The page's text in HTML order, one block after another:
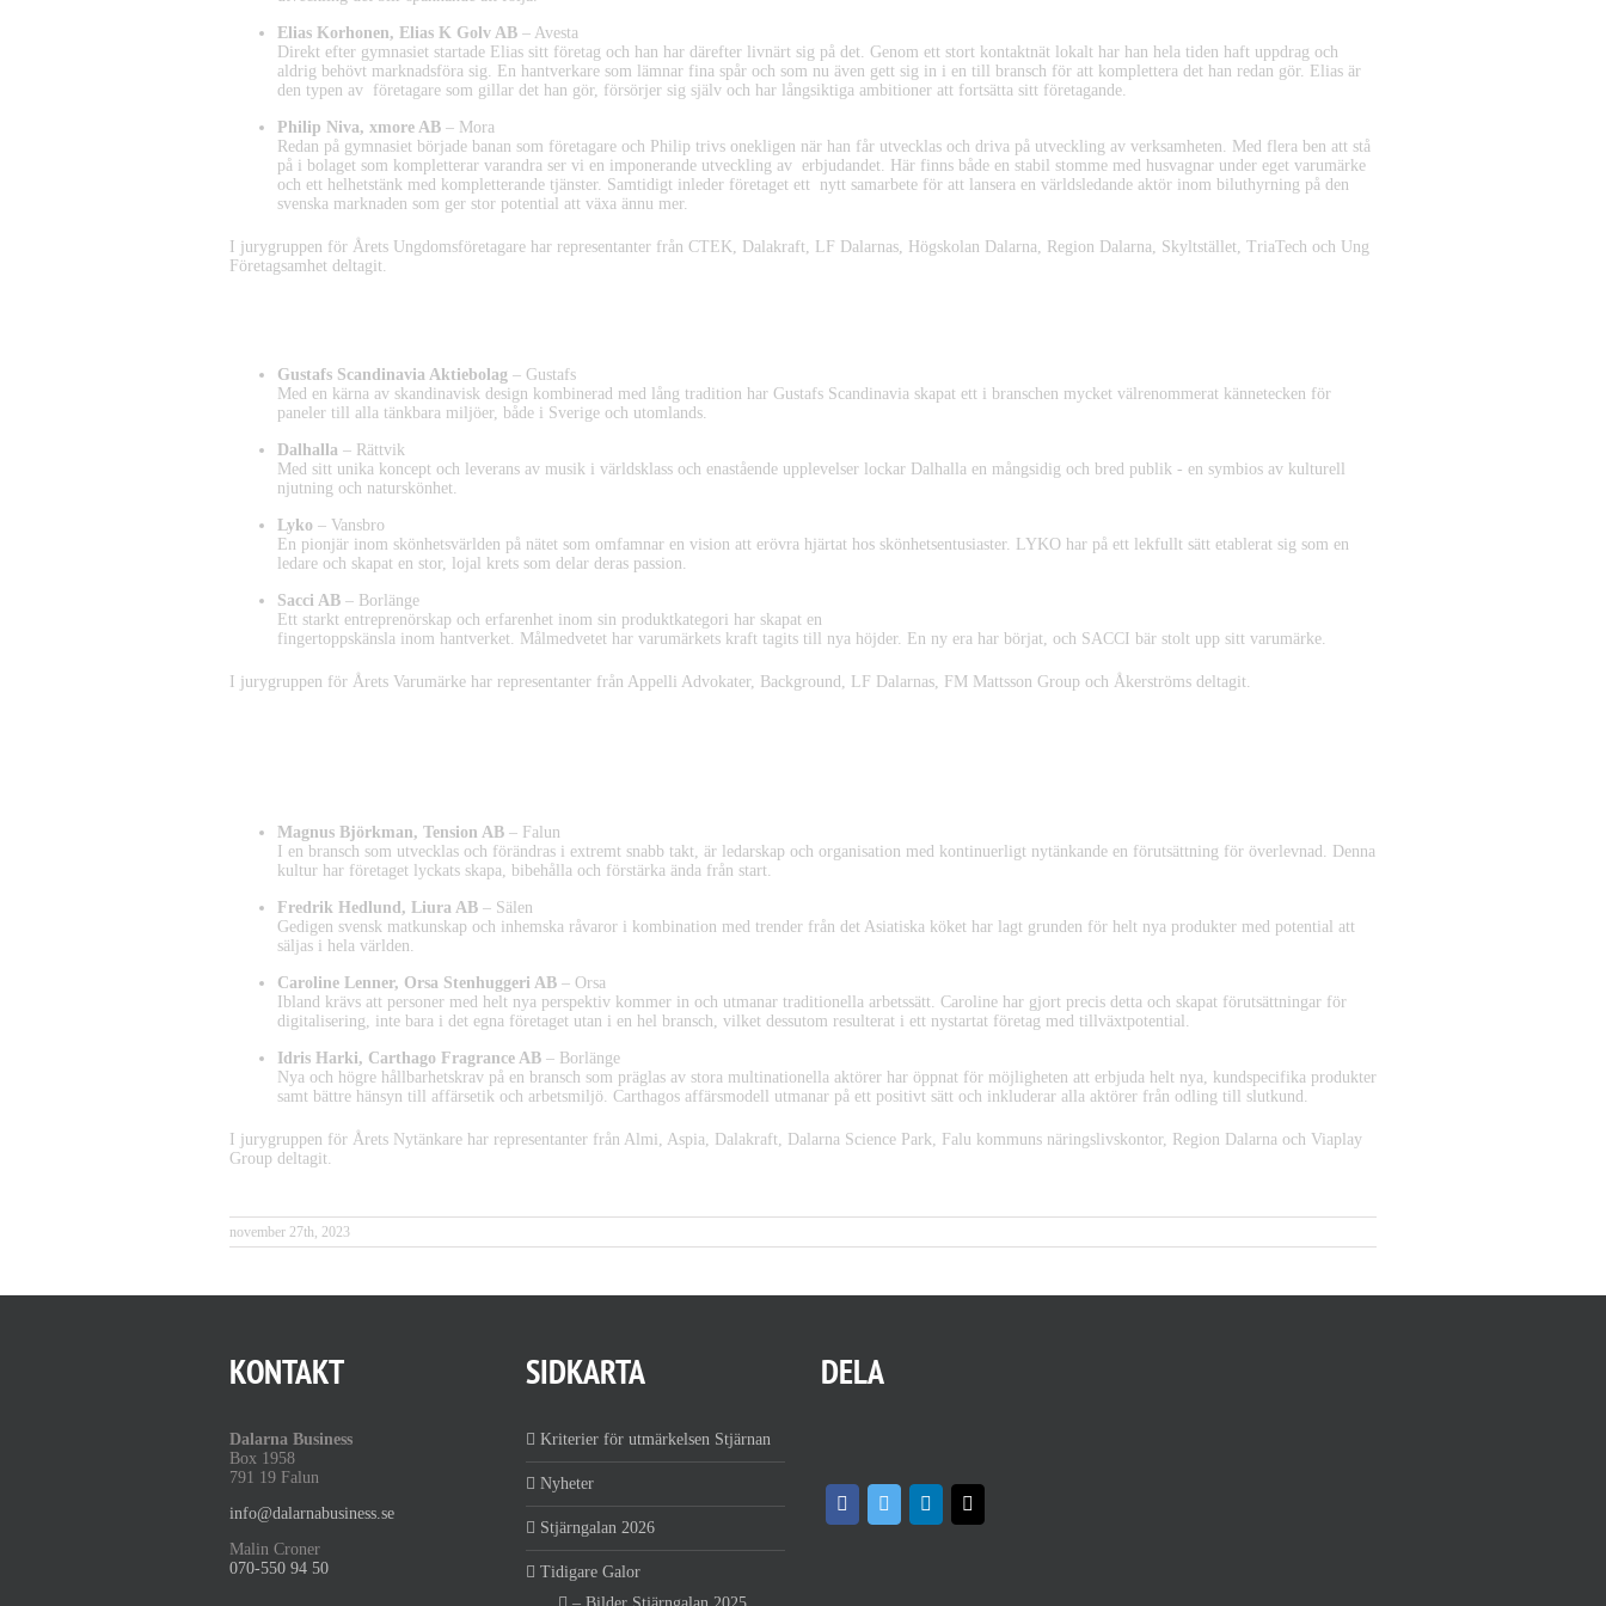
Elias Korhonen, Elias K Golv AB – Avesta
Direkt efter gymnasiet startade Elias sitt företag och han har därefter livnärt sig på det. Genom ett stort kontaktnät lokalt har han hela tiden haft uppdrag och
aldrig behövt marknadsföra sig. En hantverkare som lämnar fina spår och som nu även gett sig in i en till bransch för att komplettera det han redan gör. Elias är
den typen av företagare som gillar det han gör, försörjer sig själv och har långsiktiga ambitioner att fortsätta sitt företagande.
Philip Niva, xmore AB – Mora
Redan på gymnasiet började banan som företagare och Philip trivs onekligen när han får utvecklas och driva på utveckling av verksamheten. Med flera ben att stå
på i bolaget som kompletterar varandra ser vi en imponerande utveckling av erbjudandet. Här finns både en stabil stomme med husvagnar under eget varumärke
och ett helhetstänk med kompletterande tjänster. Samtidigt inleder företaget ett nytt samarbete för att lansera en världsledande aktör inom biluthyrning på den
svenska marknaden som ger stor potential att växa ännu mer.
I jurygruppen för Årets Ungdomsföretagare har representanter från CTEK, Dalakraft, LF Dalarnas, Högskolan Dalarna, Region Dalarna, Skyltstället, TriaTech och Ung
Företagsamhet deltagit.
Gustafs Scandinavia Aktiebolag – Gustafs
Med en kärna av skandinavisk design kombinerad med lång tradition har Gustafs Scandinavia skapat ett i branschen mycket välrenommerat kännetecken för
paneler till alla tänkbara miljöer, både i Sverige och utomlands.
Dalhalla – Rättvik
Med sitt unika koncept och leverans av musik i världsklass och enastående upplevelser lockar Dalhalla en mångsidig och bred publik - en symbios av kulturell
njutning och naturskönhet.
Lyko – Vansbro
En pionjär inom skönhetsvärlden på nätet som omfamnar en vision att erövra hjärtat hos skönhetsentusiaster. LYKO har på ett lekfullt sätt etablerat sig som en
ledare och skapat en stor, lojal krets som delar deras passion.
Sacci AB – Borlänge
Ett starkt entreprenörskap och erfarenhet inom sin produktkategori har skapat en
fingertoppskänsla inom hantverket. Målmedvetet har varumärkets kraft tagits till nya höjder. En ny era har börjat, och SACCI bär stolt upp sitt varumärke.
I jurygruppen för Årets Varumärke har representanter från Appelli Advokater, Background, LF Dalarnas, FM Mattsson Group och Åkerströms deltagit.
Magnus Björkman, Tension AB – Falun
I en bransch som utvecklas och förändras i extremt snabb takt, är ledarskap och organisation med kontinuerligt nytänkande en förutsättning för överlevnad. Denna
kultur har företaget lyckats skapa, bibehålla och förstärka ända från start.
Fredrik Hedlund, Liura AB – Sälen
Gedigen svensk matkunskap och inhemska råvaror i kombination med trender från det Asiatiska köket har lagt grunden för helt nya produkter med potential att
säljas i hela världen.
Caroline Lenner, Orsa Stenhuggeri AB – Orsa
Ibland krävs att personer med helt nya perspektiv kommer in och utmanar traditionella arbetssätt. Caroline har gjort precis detta och skapat förutsättningar för
digitalisering, inte bara i det egna företaget utan i en hel bransch, vilket dessutom resulterat i ett nystartat företag med tillväxtpotential.
Idris Harki, Carthago Fragrance AB – Borlänge
Nya och högre hållbarhetskrav på en bransch som präglas av stora multinationella aktörer har öppnat för möjligheten att erbjuda helt nya, kundspecifika produkter
samt bättre hänsyn till affärsetik och arbetsmiljö. Carthagos affärsmodell utmanar på ett positivt sätt och inkluderar alla aktörer från odling till slutkund.
I jurygruppen för Årets Nytänkare har representanter från Almi, Aspia, Dalakraft, Dalarna Science Park, Falu kommuns näringslivskontor, Region Dalarna och Viaplay
Group deltagit.
november 27th, 2023
KONTAKT
Dalarna Business
Box 1958
791 19 Falun
info@dalarnabusiness.se
Malin Croner
070-550 94 50
SIDKARTA
Kriterier för utmärkelsen Stjärnan
Nyheter
Stjärngalan 2026
Tidigare Galor
DELA